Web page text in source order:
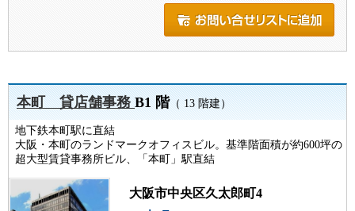
本町 貸店舗事務B1 階（ 13 階建）
地下鉄本町駅に直結
大阪・本町のランドマークオフィスビル。基準階面積が約600坪の
超大型賃貸事務所ビル、「本町」駅直結
大阪市中央区久太郎町4